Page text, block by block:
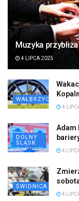
Muzyka
4 LIPCA 2025
WAŁBRZYCH
4
DOLNY
ŚLĄSK
Adam
4
ŚWIDNICA
4